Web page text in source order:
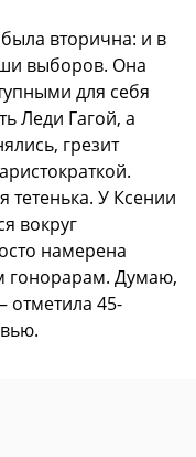
вторична: и в
выборов. Она
для себя
Леди Гагой, а
грезит
тетенька. У Ксении
вокруг
намерена
гонорарам. Думаю,
отметила 45-